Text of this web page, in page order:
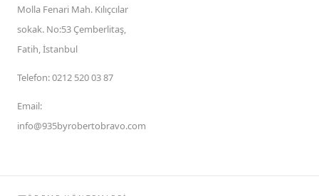
Molla Fenari Mah. Kılıçcılar
sokak. No:53 Çemberlitaş,
Fatih, İstanbul
Telefon:0212 520 03 87
Email:
info@935byrobertobravo.com